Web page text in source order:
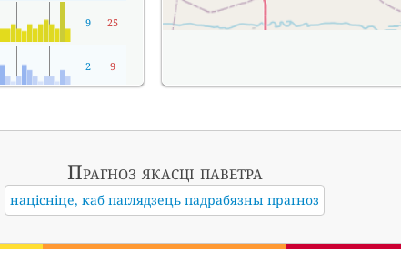
9 25
2 9
Прагноз якасці паветра
націсніце, каб паглядзець падрабязны прагноз